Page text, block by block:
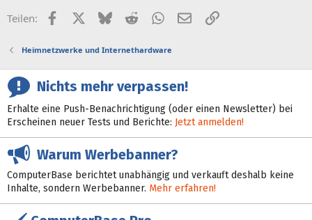
Teilen: FacebookX (Twitter)
BlueskyRedditWhatsApp
E-MailLink
Heimnetzwerke und Internethardware
Nichts mehr verpassen!
Erhalte eine Push-Benachrichtigung (oder einen Newsletter) bei
Erscheinen neuer Tests und Berichte: Jetzt anmelden!
Warum Werbebanner?
ComputerBase berichtet unabhängig und verkauft deshalb keine
Inhalte, sondern Werbebanner. Mehr erfahren!